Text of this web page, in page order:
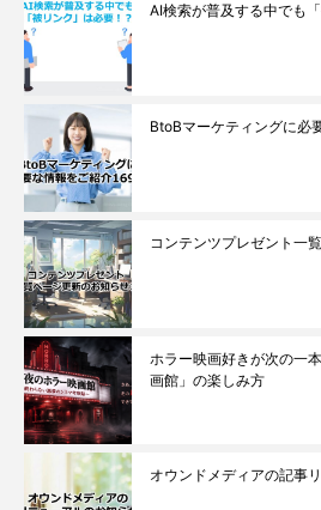
AI検索が普及する中でも
BtoBマーケティングに必
コンテンツプレゼント一
ホラー映画好きが次の一
画館」の楽しみ方
オウンドメディアの記事